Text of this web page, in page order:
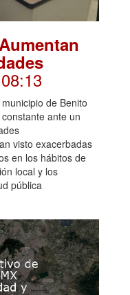
de Benito
ante un
visto exacerbadas
en los hábitos de
local y los
pública